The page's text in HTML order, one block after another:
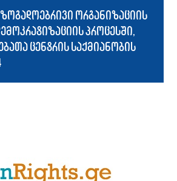
ორგანიზაციის
პროცესში,
ცენტრის საქმიანობის